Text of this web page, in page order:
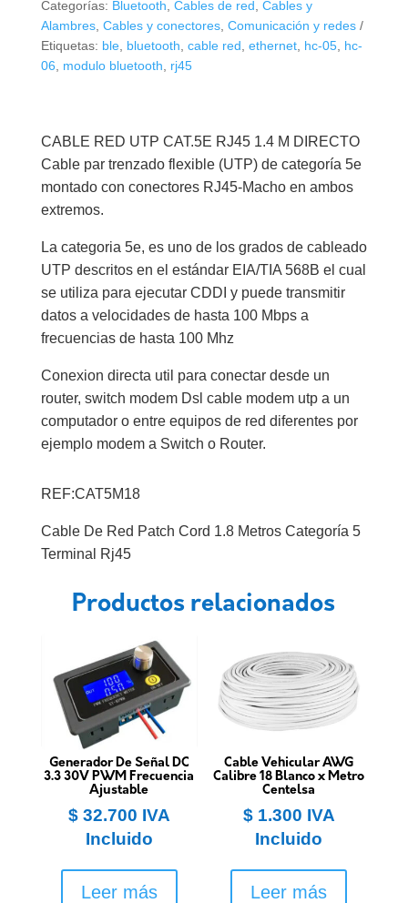
Cord
1.8
Metros
cantidad
Categorías: Bluetooth Cables de red Cables y
Alambres, Cables y conectores, Comunicación y redes
Etiquetas: ble, bluetooth cable red ethernet, hc-05, hc-
06
modulo bluetooth rj45
CABLE RED UTP CAT.5E RJ45 1.4 M DIRECTO
Cable par trenzado flexible (UTP) de categoría 5e
montado con conectores RJ45-Macho en ambos
extremos.
La categoria 5e, es uno de los grados de cableado
UTP descritos en el estándar EIA/TIA 568B el cual
se utiliza para ejecutar CDDI y puede transmitir
datos a velocidades de hasta 100 Mbps a
frecuencias de hasta 100 Mhz
Conexion directa util para conectar desde un
router, switch modem Dsl cable modem utp a un
computador o entre equipos de red diferentes por
ejemplo modem a Switch o Router.
REF:CAT5M18
Cable De Red Patch Cord 1.8 Metros Categoría 5
Terminal Rj45
Productos relacionados
Generador De Señal DC
3.3 30V PWM Frecuencia
Ajustable
$32.700 IVA
Incluido
Leer más
Cable Vehicular AWG
Calibre 18 Blanco x Metro
Centelsa
$1.300 IVA
Incluido
Leer más